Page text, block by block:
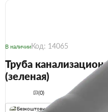
В наличииКод: 14065
Труба
(зеленая)
(0)
Безкоштовна доставка! Від 15000 грн